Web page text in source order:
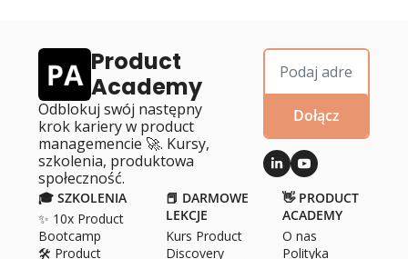
Product
Academy
Odblokuj swój następny
krok kariery w product
managemencie 🚀. Kursy,
szkolenia, produktowa
społeczność.
Dołącz
🎓 SZKOLENIA
✨ 10x Product
Bootcamp
🛠️ Product
📕 DARMOWE
LEKCJE
Kurs Product
Discovery
👋 PRODUCT
ACADEMY
O nas
Polityka